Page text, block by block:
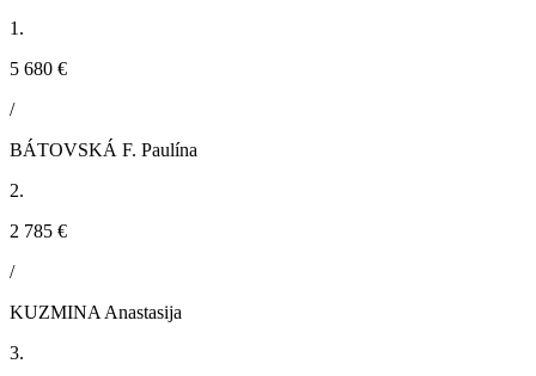
1.
5 680 €
/
BÁTOVSKÁ F. Paulína
2.
2 785 €
/
KUZMINA Anastasija
3.